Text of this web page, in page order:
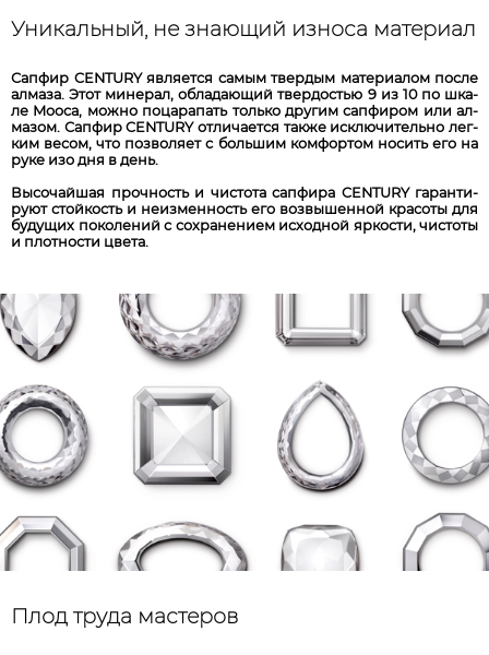
Уникальный, не знающий износа материал
Сап­фир CENTURY яв­ля­ет­ся са­мым твер­дым ма­те­риа­лом пос­ле
ал­ма­за. Этот ми­не­рал, об­ла­да­ющ­ий твер­до­стью 9 из 10 по шка­
ле Моо­са, мож­но по­ца­ра­пать толь­ко дру­гим сап­фир­ом или ал­
маз­ом. Сап­фир CENTURY от­ли­ча­ет­ся так­же ис­клю­чи­те­льно лег­
ким вес­ом, что поз­во­ля­ет с боль­шим ком­фор­том но­сить его на
ру­ке изо дня в день.
Вы­со­чай­шая проч­ность и чис­то­та сап­фи­ра CENTURY га­ран­ти­
ру­ют стой­кость и не­из­мен­ность его воз­вы­шен­ной кра­со­ты для
бу­ду­щих по­ко­ле­ний с сох­ра­не­ни­ем ис­ход­ной яр­кос­ти, чис­то­ты
и плот­нос­ти цве­та.
Плод труда мастеров